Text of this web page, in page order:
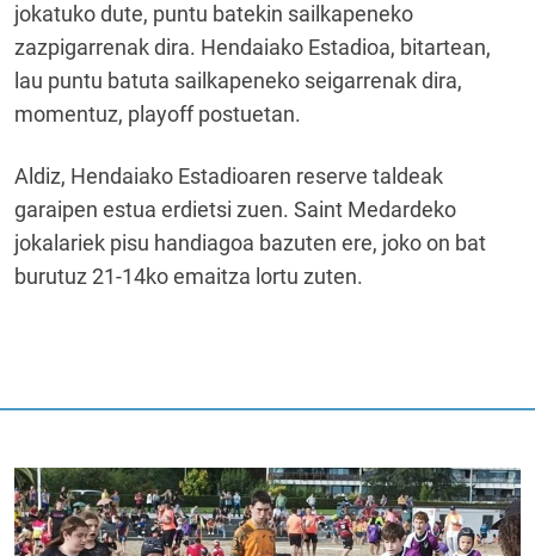
jokatuko dute, puntu batekin sailkapeneko
zazpigarrenak dira. Hendaiako Estadioa, bitartean,
lau puntu batuta sailkapeneko seigarrenak dira,
momentuz, playoff postuetan.
Aldiz, Hendaiako Estadioaren reserve taldeak
garaipen estua erdietsi zuen. Saint Medardeko
jokalariek pisu handiagoa bazuten ere, joko on bat
burutuz 21-14ko emaitza lortu zuten.